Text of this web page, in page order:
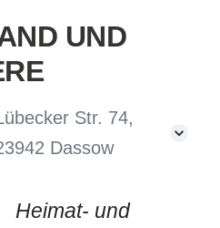
UND
Str. 74,
Dassow
Heimat- und